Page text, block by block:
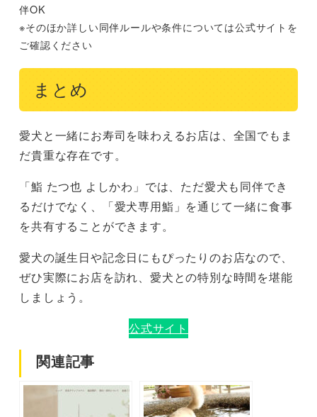
伴OK
※そのほか詳しい同伴ルールや条件については公式サイトを
ご確認ください
まとめ
愛犬と一緒にお寿司を味わえるお店は、全国でもま
だ貴重な存在です。
「鮨 たつ也 よしかわ」では、ただ愛犬も同伴でき
るだけでなく、「愛犬専用鮨」を通じて一緒に食事
を共有することができます。
愛犬の誕生日や記念日にもぴったりのお店なので、
ぜひ実際にお店を訪れ、愛犬との特別な時間を堪能
しましょう。
公式サイト
関連記事